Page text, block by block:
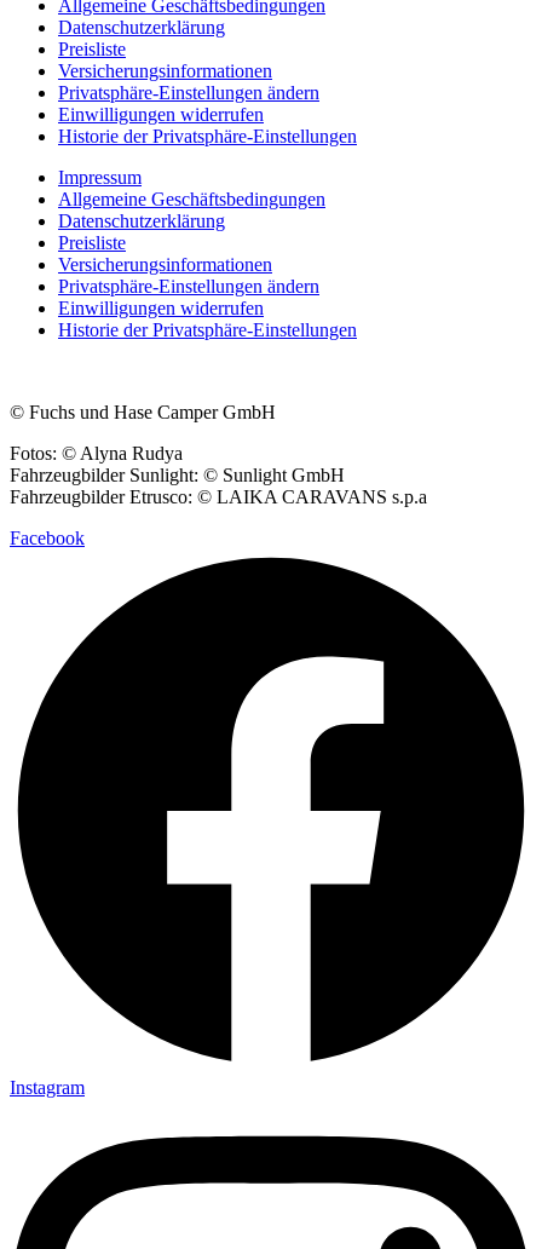
Allgemeine Geschäftsbedingungen
Datenschutzerklärung
Preisliste
Versicherungsinformationen
Privatsphäre-Einstellungen ändern
Einwilligungen widerrufen
Historie der Privatsphäre-Einstellungen
Impressum
Allgemeine Geschäftsbedingungen
Datenschutzerklärung
Preisliste
Versicherungsinformationen
Privatsphäre-Einstellungen ändern
Einwilligungen widerrufen
Historie der Privatsphäre-Einstellungen
© Fuchs und Hase Camper GmbH
Fotos: © Alyna Rudya
Fahrzeugbilder Sunlight: © Sunlight GmbH
Fahrzeugbilder Etrusco: © LAIKA CARAVANS s.p.a
Facebook
Instagram